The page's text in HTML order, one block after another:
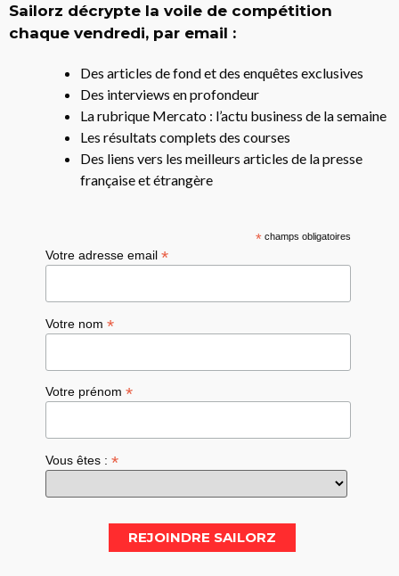
Sailorz décrypte la voile de compétition
chaque vendredi, par email :
Des articles de fond et des enquêtes exclusives
Des interviews en profondeur
La rubrique Mercato : l’actu business de la semaine
Les résultats complets des courses
Des liens vers les meilleurs articles de la presse
française et étrangère
*champs obligatoires
Votre adresse email*
Votre nom*
Votre prénom*
Vous êtes :*